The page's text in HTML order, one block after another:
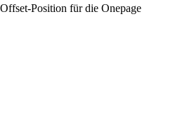
Position für die Onepage